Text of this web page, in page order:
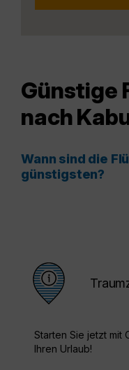
Günstige
nach
Wann sind die
günstigsten?
Starten Sie jetzt mit
Ihren Urlaub!